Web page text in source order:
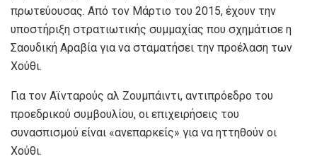
πρωτεύουσας. Από τον Μάρτιο του 2015, έχουν την
υποστήριξη στρατιωτικής συμμαχίας που σχημάτισε η
Σαουδική Αραβία για να σταματήσει την προέλαση των
Χούθι.
Για τον Αϊνταρούς αλ Ζουμπάιντι, αντιπρόεδρο του
προεδρικού συμβουλίου, οι επιχειρήσεις του
συνασπισμού είναι «ανεπαρκείς» για να ηττηθούν οι
Χούθι.